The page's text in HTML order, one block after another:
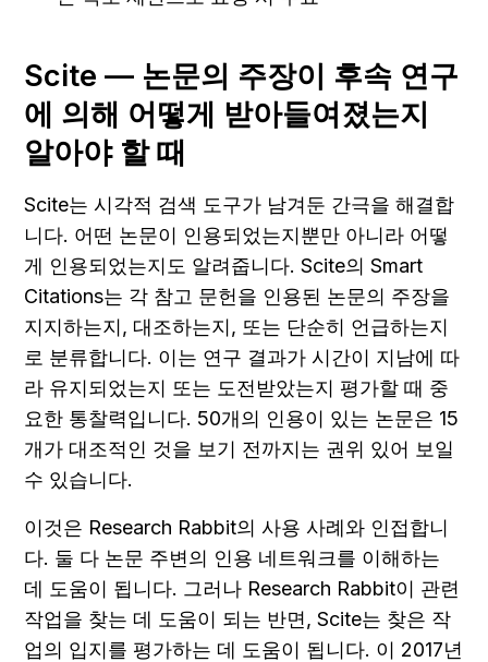
Scite — 논문의 주장이 후속 연구
에 의해 어떻게 받아들여졌는지
알아야 할 때
Scite는 시각적 검색 도구가 남겨둔 간극을 해결합
니다. 어떤 논문이 인용되었는지뿐만 아니라 어떻
게 인용되었는지도 알려줍니다. Scite의 Smart
Citations는 각 참고 문헌을 인용된 논문의 주장을
지지하는지, 대조하는지, 또는 단순히 언급하는지
로 분류합니다. 이는 연구 결과가 시간이 지남에 따
라 유지되었는지 또는 도전받았는지 평가할 때 중
요한 통찰력입니다. 50개의 인용이 있는 논문은 15
개가 대조적인 것을 보기 전까지는 권위 있어 보일
수 있습니다.
이것은 Research Rabbit의 사용 사례와 인접합니
다. 둘 다 논문 주변의 인용 네트워크를 이해하는
데 도움이 됩니다. 그러나 Research Rabbit이 관련
작업을 찾는 데 도움이 되는 반면, Scite는 찾은 작
업의 입지를 평가하는 데 도움이 됩니다. 이 2017년